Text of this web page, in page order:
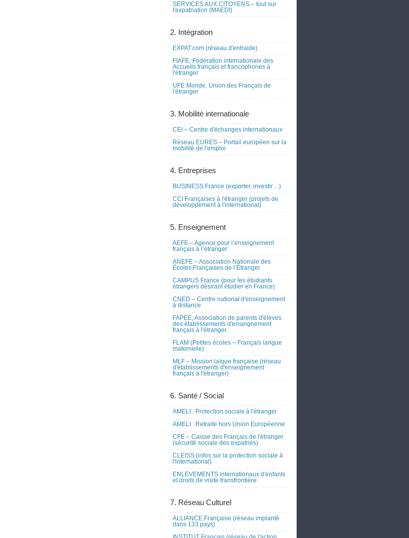
SERVICES AUX CITOYENS – tout sur
l'expatriation (MAEDI)
2. Intégration
EXPAT.com (réseau d'entraide)
FIAFE, Fédération internationale des
Accueils français et francophones à
l'étranger
UFE Monde, Union des Français de
l'étranger
3. Mobilité internationale
CEI – Centre d'échanges internationaux
Réseau EURES – Portail européen sur la
mobilité de l'emploi
4. Entreprises
BUSINESS France (exporter, investir…)
CCI Françaises à l'étranger (projets de
développement à l'international)
5. Enseignement
AEFE – Agence pour l’enseignement
français à l’étranger
ANEFE – Association Nationale des
Écoles Françaises de l’Étranger
CAMPUS France (pour les étudiants
étrangers désirant étudier en France)
CNED – Centre national d'enseignement
à distance
FAPEE, Association de parents d'élèves
des établissements d'enseignement
français à l'étranger.
FLAM (Petites écoles – Français langue
maternelle)
MLF – Mission laïque française (réseau
d'établissements d'enseignement
français à l'étranger)
6. Santé / Social
AMELI : Protection sociale à l'étranger
AMELI : Retraite hors Union Européenne
CFE – Caisse des Français de l'étranger
(sécurité sociale des expatriés)
CLEISS (infos sur la protection sociale à
l'international)
ENLEVEMENTS internationaux d'enfants
et droits de visite transfrontière
7. Réseau Culturel
ALLIANCE Française (réseau implanté
dans 133 pays)